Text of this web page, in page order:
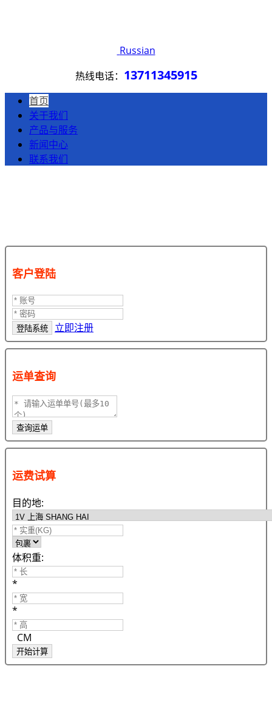
Russian
热线电话： 13711345915
首页
关于我们
产品与服务
新闻中心
联系我们
客户登陆
立即注册
运单查询
运费试算
目的地:
体积重:
*
*
CM